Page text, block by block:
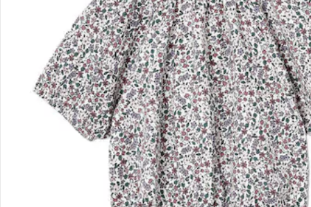
Gutscheine & Aktionen
Kontakt & Service
Filialen & Beratung